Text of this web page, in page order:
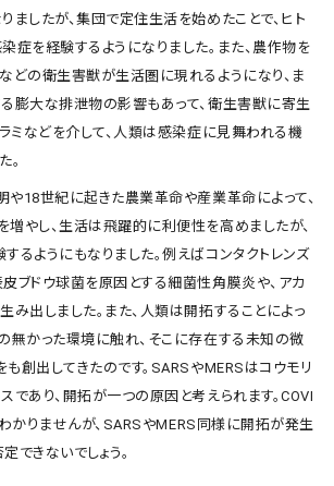
ましたが、集団で定住生活を始めたことで、ヒト
症を経験するようになりました。また、農作物を
どの衛生害獣が生活圏に現れるようになり、ま
膨大な排泄物の影響もあって、衛生害獣に寄生
ラミなどを介して、人類は感染症に見舞われる機
。
18世紀に起きた農業革命や産業革命によって、
やし、生活は飛躍的に利便性を高めましたが、
るようにもなりました。例えばコンタクトレンズ
ブドウ球菌を原因とする細菌性角膜炎や、アカ
み出しました。また、人類は開拓することによっ
無かった環境に触れ、そこに存在する未知の微
創出してきたのです。SARSやMERSはコウモリ
であり、開拓が一つの原因と考えられます。COVI
かりませんが、SARSやMERS同様に開拓が発生
できないでしょう。